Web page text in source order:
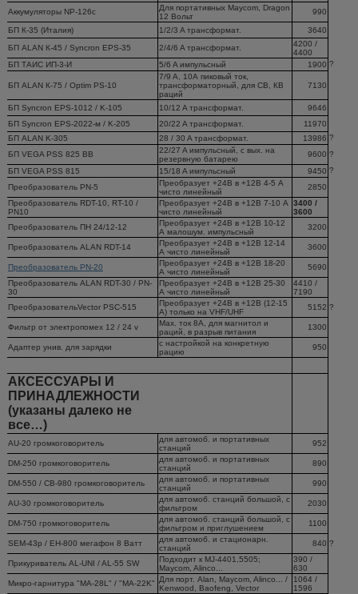
Аккумуляторы NP-126c
Для портативных Maycom, Dragon
12 Вольт
990
БП К-35 (Италия) 1/2/3 A трансформат.
3640
БП ALAN К-45 / Syncron EPS-35
2/4/6 A трансформат.
4200 /
4400
БП ТАИС ИП-3-И
5/6 A импульсный 1900 ?
БП ALAN К-75 / Optim PS-10
7/9 A, 10А пиковый ток,
трансформаторный, для CB, КВ
раций
7130
БП Syncron EPS-1012 / K-105 10/12 A трансформат.
9646
БП Syncron EPS-2022-м / K-205
20/22 A трансформат.
11970
БП ALAN K-305
28 / 30 A трансформат. 13986 ?
БП VEGA PSS 825 BB
22/27 A импульсный, с вых. на
резервную батарею
9600 ?
БП VEGA PSS 815
15/18 A импульсный 9450 ?
Преобразователь PN-5
Преобразует +24В в +12В 4-5 А
чисто линейный
2850
Преобразователь RDT-10, RT-10 /
PN10
Преобразует +24В в +12В 7-10 А
чисто линейный
3400 /
3600
Преобразователь ПН 24/12-12
Преобразует +24В в +12В 10-12
А малошум. импульсный
3200
Преобразователь ALAN RDT-14
Преобразует +24В в +12В 12-14
А чисто линейный
3600
Преобразователь PN-20
Преобразует +24В в +12В 18-20
А чисто линейный
5690
Преобразователь ALAN RDT-30 / PN-
30
Преобразует +24В в +12В 25-30
А чисто линейный
4410 /
7190
ПреобразовательVector PSC-515
Преобразует +24В в +12В (12-15
А) только на VHF/UHF
5152 ?
Фильтр от электропомех 12 / 24 v
Max. ток 8А, для магнитол и
раций, в разрыв питания
1300
Адаптер унив. для зарядки
с настройкой на конкретную
рацию
950
АКСЕССУАРЫ И
ПРИНАДЛЕЖНОСТИ
(указаны далеко не
все…)
AU-20 громкоговоритель
для автомоб. и портативных
станций
952
DM-250 громкоговоритель
для автомоб. и портативных
станций
890
DM-550 / CB-980 громкоговоритель
для автомоб. и портативных
станций
990
AU-30 громкоговоритель
для автомоб. станций большой, с
фильтром
2030
DM-750 громкоговоритель
для автомоб. станций большой, с
фильтром и приглушением
1100
SEM-43p / EH-800 мегафон 8 Ватт
для автомоб. и стационарн.
станций
840 ?
Прикуриватель АL-UNI / AL-55 SW
Подходит к MJ-4401,5505;
Maycom, Alinco...
390 /
630
Микро-гарнитура "МА-28L" / "MA-22K"
Для порт. Alan, Maycom, Alinco... /
Kenwood, Baofeng, Vector
1064 /
1596